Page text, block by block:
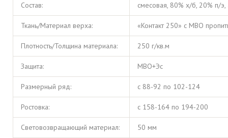
Состав: смесовая, 80% х/б, 20% п/э,
Ткань/Материал верха: «Контакт 250» с МВО
Плотность/Толщина материала: 250 г/кв.м
Защита: МВО+Эс
Размерный ряд: с 88-92 по 102-124
Ростовка: с 158-164 по 194-200
Световозвращающий материал: 50 мм